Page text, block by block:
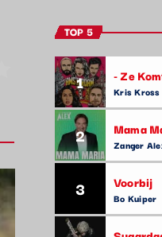
TOP 5
1 - Ze
Kris Kross
2 Mama
Zanger
3 Voorbij
Bo Kuiper